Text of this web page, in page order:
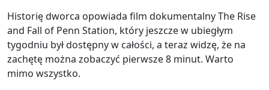
Historię dworca opowiada film dokumentalny The Rise
and Fall of Penn Station, który jeszcze w ubiegłym
tygodniu był dostępny w całości, a teraz widzę, że na
zachętę można zobaczyć pierwsze 8 minut. Warto
mimo wszystko.